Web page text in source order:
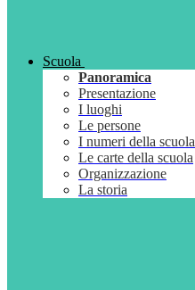
Scuola
Panoramica
Presentazione
I luoghi
Le persone
I numeri della scuola
Le carte della scuola
Organizzazione
La storia